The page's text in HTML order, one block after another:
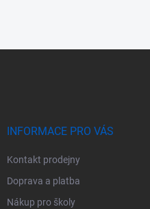
INFORMACE PRO VÁS
Kontakt prodejny
Doprava a platba
Nákup pro školy